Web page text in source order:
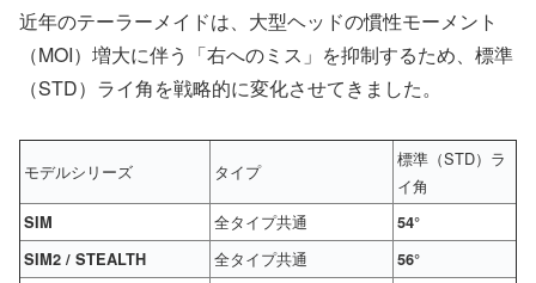
近年のテーラーメイドは、大型ヘッドの慣性モーメント
（MOI）増大に伴う「右へのミス」を抑制するため、標準
（STD）ライ角を戦略的に変化させてきました。
モデルシリーズ タイプ
標準（STD）ラ
イ角
SIM 全タイプ共通
54°
SIM2 / STEALTH
全タイプ共通
56°